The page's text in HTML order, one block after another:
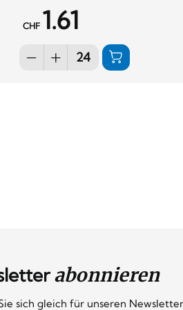
CHF 1.61
abonnieren
sich gleich für unseren